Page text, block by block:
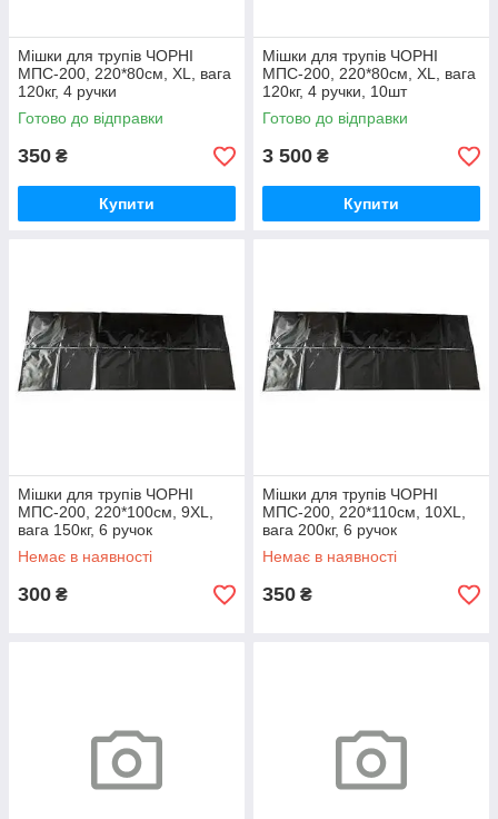
Мішки для трупів ЧОРНІ
МПС-200, 220*80см, XL, вага
120кг, 4 ручки
Готово до відправки
350 ₴
Купити
Мішки для трупів ЧОРНІ
МПС-200, 220*80см, XL, вага
120кг, 4 ручки, 10шт
Готово до відправки
3 500 ₴
Купити
Мішки для трупів ЧОРНІ
МПС-200, 220*100см, 9XL,
вага 150кг, 6 ручок
Немає в наявності
300 ₴
Мішки для трупів ЧОРНІ
МПС-200, 220*110см, 10XL,
вага 200кг, 6 ручок
Немає в наявності
350 ₴